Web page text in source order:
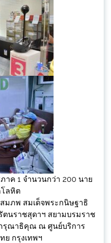
ค 1 จำนวนกว่า 200 นาย
ลหิต
มภพ สมเด็จพระกนิษฐาธิ
ตนราชสุดาฯ สยามบรมราช
รุณาธิคุณ ณ ศูนย์บริการ
ย กรุงเทพฯ